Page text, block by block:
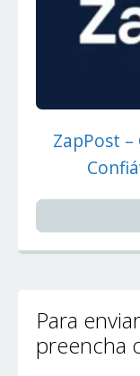
ZapPost
Para
preencha